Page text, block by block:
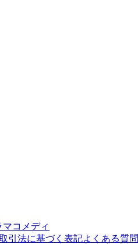
マコメディ
引法に基づく表記よくある質問